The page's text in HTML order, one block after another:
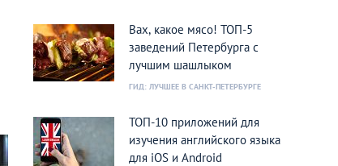
Вах, какое мясо! ТОП-5
заведений Петербурга с
лучшим шашлыком
ГИД: ЛУЧШЕЕ В САНКТ-ПЕТЕРБУРГЕ
ТОП-10 приложений для
изучения английского языка
для iOS и Android